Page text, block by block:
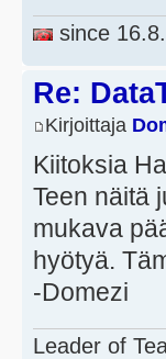
since
Re:
Kirjoittaja
Kiitoksia
Teen näitä
mukava
hyötyä.
-Domezi
Leader of